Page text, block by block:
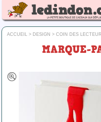
ACCUEIL > DESIGN > COIN DES
MARQUE-